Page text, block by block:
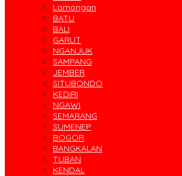
Lamongan
BATU
BALI
GARUT
NGANJUK
SAMPANG
JEMBER
SITUBONDO
KEDIRI
NGAWI
SEMARANG
SUMENEP
BOGOR
BANGKALAN
TUBAN
KENDAL